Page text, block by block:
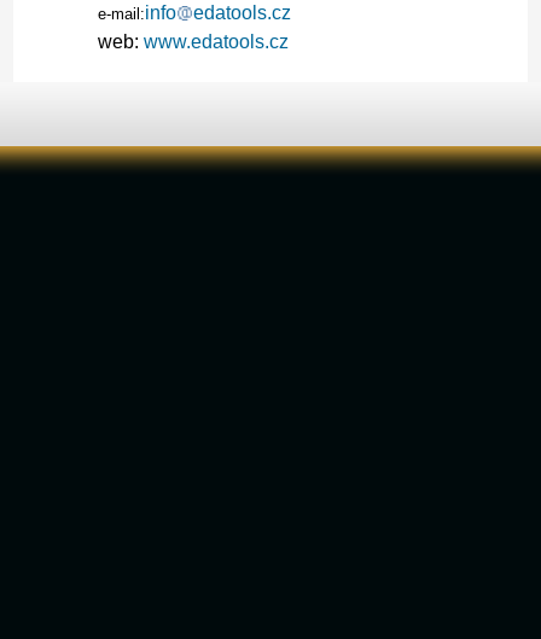
e-mail:info
edatools.cz
web:www.edatools.cz